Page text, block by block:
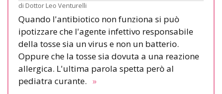
di Dottor Leo Venturelli
Quando l'antibiotico non funziona si può
ipotizzare che l'agente infettivo responsabile
della tosse sia un virus e non un batterio.
Oppure che la tosse sia dovuta a una reazione
allergica. L'ultima parola spetta però al
pediatra curante. »